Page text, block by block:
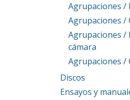
Agrupaciones /
Agrupaciones /
Agrupaciones /
cámara
Agrupaciones /
Discos
Ensayos y